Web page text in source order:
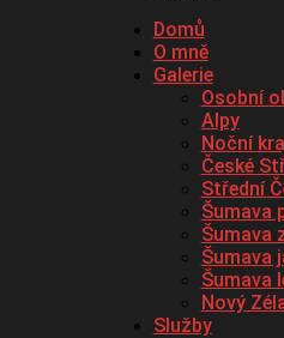
Domů
O mně
Galerie
Osobní
Alpy
Noční
České
Střední
Šumava
Šumava
Šumava
Šumava
Nový
Služby